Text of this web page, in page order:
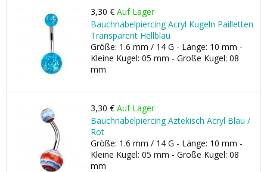
3,30 € Auf Lager
Bauchnabelpiercing Acryl Kugeln Pailletten
Transparent Hellblau
Größe: 1.6 mm / 14 G - Länge: 10 mm -
Kleine Kugel: 05 mm - Große Kugel: 08
mm
3,30 € Auf Lager
Bauchnabelpiercing Aztekisch Acryl Blau /
Rot
Größe: 1.6 mm / 14 G - Länge: 10 mm -
Kleine Kugel: 05 mm - Große Kugel: 08
mm